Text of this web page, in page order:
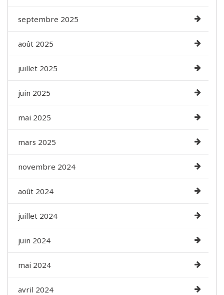
septembre 2025
août 2025
juillet 2025
juin 2025
mai 2025
mars 2025
novembre 2024
août 2024
juillet 2024
juin 2024
mai 2024
avril 2024